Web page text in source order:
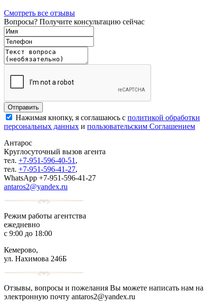
Смотреть все отзывы
Вопросы? Получите консультацию сейчас
Нажимая кнопку, я соглашаюсь с политикой обработки
персональных данных и пользовательским Соглашением
Антарос
Круглосуточный вызов агента
тел. +7-951-596-40-51 ,
тел. +7-951-596-41-27,
WhatsApp +7-951-596-41-27
antaros2@yandex.ru
Режим работы агентства
ежедневно
с 9:00 до 18:00
Кемерово,
ул. Нахимова 246Б
Отзывы, вопросы и пожелания Вы можете написать нам на
электронную почту antaros2@yandex.ru